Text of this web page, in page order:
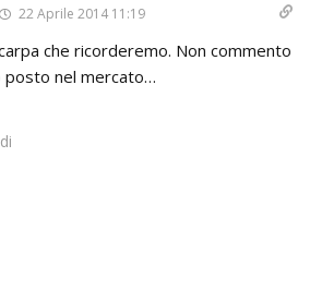
22 Aprile 2014 11:19
che ricorderemo. Non commento
posto nel mercato…